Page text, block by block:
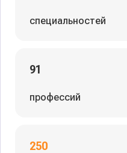
специальностей
91
профессий
250